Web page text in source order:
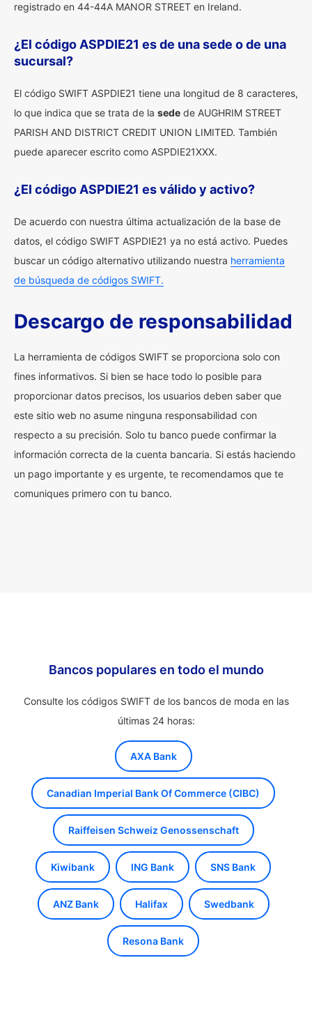
registrado en 44-44A MANOR STREET en Ireland.
¿El código ASPDIE21 es de una sede o de una
sucursal?
El código SWIFT ASPDIE21 tiene una longitud de 8 caracteres,
lo que indica que se trata de la sede de AUGHRIM STREET
PARISH AND DISTRICT CREDIT UNION LIMITED. También
puede aparecer escrito como ASPDIE21XXX.
¿El código ASPDIE21 es válido y activo?
De acuerdo con nuestra última actualización de la base de
datos, el código SWIFT ASPDIE21 ya no está activo. Puedes
buscar un código alternativo utilizando nuestra herramienta
de búsqueda de códigos SWIFT.
Descargo de responsabilidad
La herramienta de códigos SWIFT se proporciona solo con
fines informativos. Si bien se hace todo lo posible para
proporcionar datos precisos, los usuarios deben saber que
este sitio web no asume ninguna responsabilidad con
respecto a su precisión. Solo tu banco puede confirmar la
información correcta de la cuenta bancaria. Si estás haciendo
un pago importante y es urgente, te recomendamos que te
comuniques primero con tu banco.
Bancos populares en todo el mundo
Consulte los códigos SWIFT de los bancos de moda en las
últimas 24 horas:
AXA Bank
Canadian Imperial Bank Of Commerce (CIBC)
Raiffeisen Schweiz Genossenschaft
Kiwibank ING Bank SNS Bank
ANZ Bank Halifax Swedbank
Resona Bank